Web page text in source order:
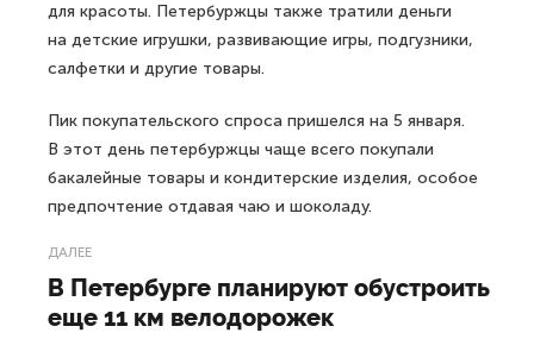
для красоты. Петербуржцы также тратили деньги
на детские игрушки, развивающие игры, подгузники,
салфетки и другие товары.
Пик покупательского спроса пришелся на 5 января.
В этот день петербуржцы чаще всего покупали
бакалейные товары и кондитерские изделия, особое
предпочтение отдавая чаю и шоколаду.
ДАЛЕЕ
В Петербурге планируют обустроить
еще 11 км велодорожек